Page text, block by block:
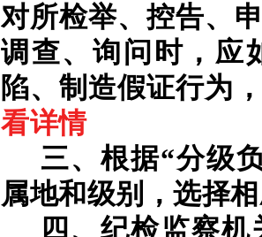
对所检举、控告、
调查、询问时，应
陷、制造假证行为
看详情
三、根据“分级
属地和级别，选择
四、纪检监察